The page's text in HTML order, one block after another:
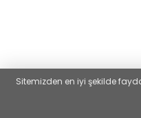
Sitemizden en iyi şekilde